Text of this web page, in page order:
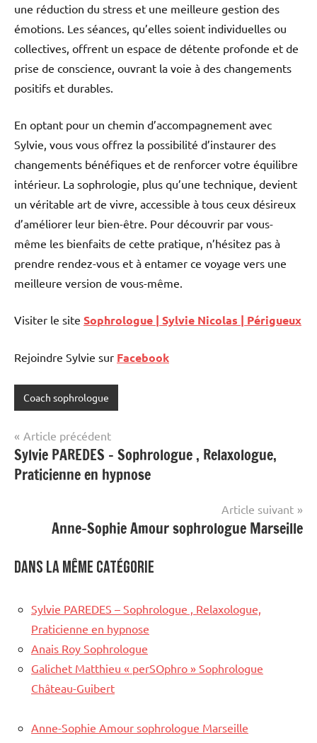
une réduction du stress et une meilleure gestion des
émotions. Les séances, qu’elles soient individuelles ou
collectives, offrent un espace de détente profonde et de
prise de conscience, ouvrant la voie à des changements
positifs et durables.
En optant pour un chemin d’accompagnement avec
Sylvie, vous vous offrez la possibilité d’instaurer des
changements bénéfiques et de renforcer votre équilibre
intérieur. La sophrologie, plus qu’une technique, devient
un véritable art de vivre, accessible à tous ceux désireux
d’améliorer leur bien-être. Pour découvrir par vous-
même les bienfaits de cette pratique, n’hésitez pas à
prendre rendez-vous et à entamer ce voyage vers une
meilleure version de vous-même.
Visiter le site Sophrologue | Sylvie Nicolas | Périgueux
Rejoindre Sylvie sur Facebook
Coach sophrologue
Navigation
de
l’article
Article précédent
Sylvie PAREDES – Sophrologue , Relaxologue,
Praticienne en hypnose
Article suivant
Anne-Sophie Amour sophrologue Marseille
Dans la même catégorie
Sylvie PAREDES – Sophrologue , Relaxologue,
Praticienne en hypnose
Anais Roy Sophrologue
Galichet Matthieu « perSOphro » Sophrologue
Château-Guibert
Anne-Sophie Amour sophrologue Marseille